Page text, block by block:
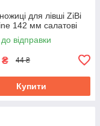
для лівші ZiBi
142 мм салатові
відправки
₴ 44 ₴
Купити